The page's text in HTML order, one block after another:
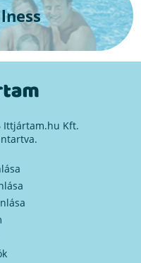
Ittjártam.hu Kft.